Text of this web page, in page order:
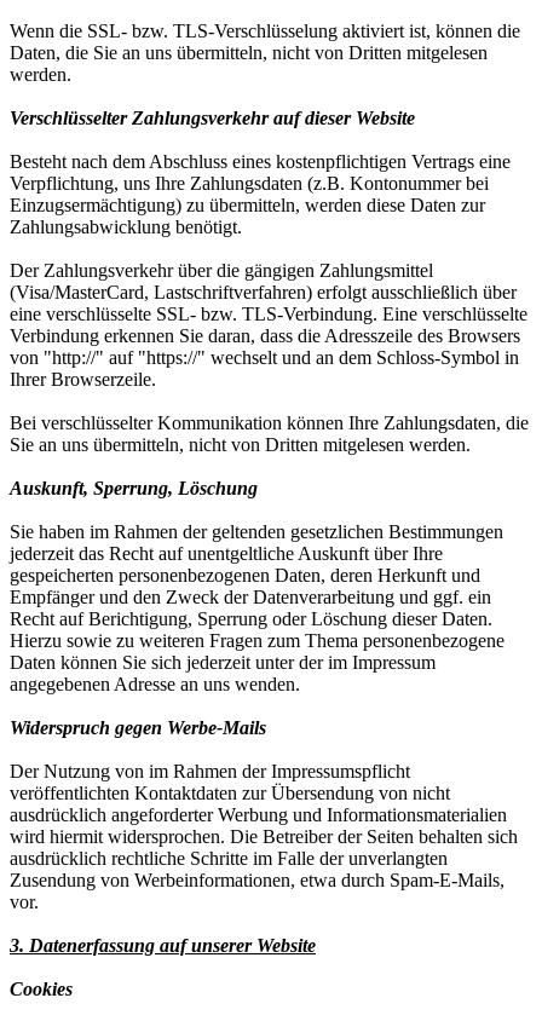
Wenn die SSL- bzw. TLS-Verschlüsselung aktiviert ist, können die
Daten, die Sie an uns übermitteln, nicht von Dritten mitgelesen
werden.
Verschlüsselter Zahlungsverkehr auf dieser Website
Besteht nach dem Abschluss eines kostenpflichtigen Vertrags eine
Verpflichtung, uns Ihre Zahlungsdaten (z.B. Kontonummer bei
Einzugsermächtigung) zu übermitteln, werden diese Daten zur
Zahlungsabwicklung benötigt.
Der Zahlungsverkehr über die gängigen Zahlungsmittel
(Visa/MasterCard, Lastschriftverfahren) erfolgt ausschließlich über
eine verschlüsselte SSL- bzw. TLS-Verbindung. Eine verschlüsselte
Verbindung erkennen Sie daran, dass die Adresszeile des Browsers
von "http://" auf "https://" wechselt und an dem Schloss-Symbol in
Ihrer Browserzeile.
Bei verschlüsselter Kommunikation können Ihre Zahlungsdaten, die
Sie an uns übermitteln, nicht von Dritten mitgelesen werden.
Auskunft, Sperrung, Löschung
Sie haben im Rahmen der geltenden gesetzlichen Bestimmungen
jederzeit das Recht auf unentgeltliche Auskunft über Ihre
gespeicherten personenbezogenen Daten, deren Herkunft und
Empfänger und den Zweck der Datenverarbeitung und ggf. ein
Recht auf Berichtigung, Sperrung oder Löschung dieser Daten.
Hierzu sowie zu weiteren Fragen zum Thema personenbezogene
Daten können Sie sich jederzeit unter der im Impressum
angegebenen Adresse an uns wenden.
Widerspruch gegen Werbe-Mails
Der Nutzung von im Rahmen der Impressumspflicht
veröffentlichten Kontaktdaten zur Übersendung von nicht
ausdrücklich angeforderter Werbung und Informationsmaterialien
wird hiermit widersprochen. Die Betreiber der Seiten behalten sich
ausdrücklich rechtliche Schritte im Falle der unverlangten
Zusendung von Werbeinformationen, etwa durch Spam-E-Mails,
vor.
3. Datenerfassung auf unserer Website
Cookies